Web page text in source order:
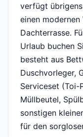
verfügt
einen modernen
Dachterrasse.
Urlaub buchen
besteht aus
Duschvorleger,
Serviceset (Toi-
Müllbeutel,
sonstigen
für den